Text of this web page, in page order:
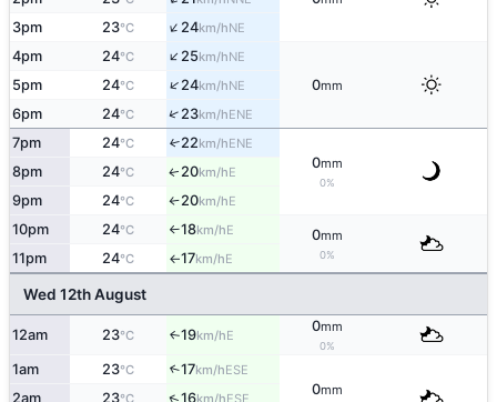
3pm 23°C ↑24km/hNE
4pm 24°C ↑25km/hNE
0mm
5pm 24°C ↑24km/hNE
6pm 24°C ↑23km/hENE
7pm 24°C ↑22km/hENE
0mm
0%
8pm 24°C ↑20km/hE
9pm 24°C ↑20km/hE
10pm 24°C ↑18km/hE 0mm
0%
11pm 24°C ↑17km/hE
Wed 12th August
12am 23°C ↑19km/hE
0mm
0%
1am 23°C ↑17km/hESE
0mm
2am 23°C ↑16km/hESE